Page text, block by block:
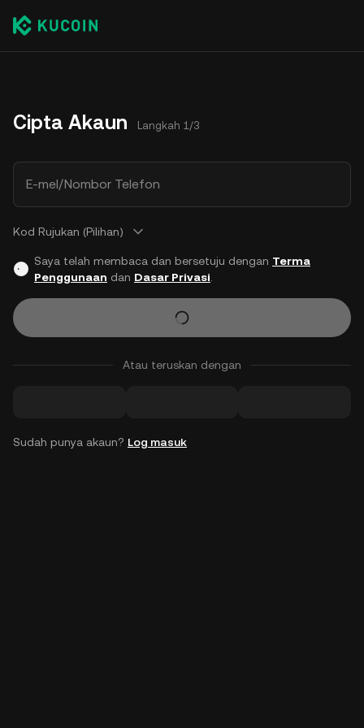
Cipta Akaun Langkah 1/3
E-mel/Nombor Telefon
Kod Rujukan (Pilihan)
Saya telah membaca dan bersetuju dengan Terma
Penggunaan dan Dasar Privasi
Atau teruskan dengan
Sudah punya akaun? Log masuk